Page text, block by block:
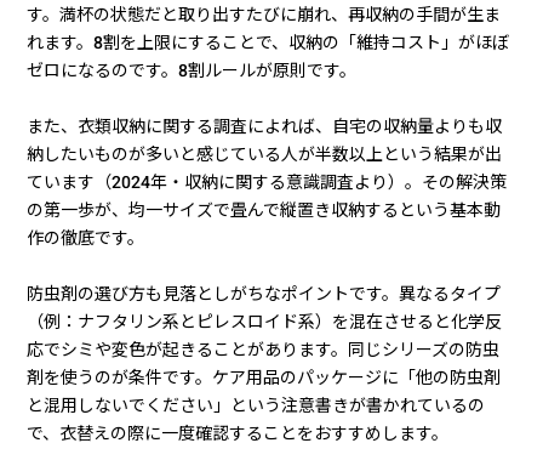
す。満杯の状態だと取り出すたびに崩れ、再収納の手間が生ま
れます。8割を上限にすることで、収納の「維持コスト」がほぼ
ゼロになるのです。8割ルールが原則です。
また、衣類収納に関する調査によれば、自宅の収納量よりも収
納したいものが多いと感じている人が半数以上という結果が出
ています（2024年・収納に関する意識調査より）。その解決策
の第一歩が、均一サイズで畳んで縦置き収納するという基本動
作の徹底です。
防虫剤の選び方も見落としがちなポイントです。異なるタイプ
（例：ナフタリン系とピレスロイド系）を混在させると化学反
応でシミや変色が起きることがあります。同じシリーズの防虫
剤を使うのが条件です。ケア用品のパッケージに「他の防虫剤
と混用しないでください」という注意書きが書かれているの
で、衣替えの際に一度確認することをおすすめします。